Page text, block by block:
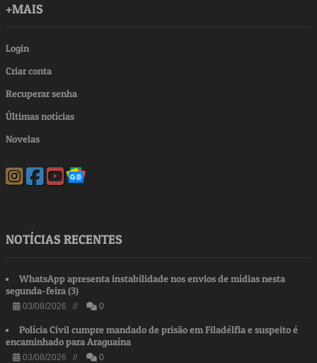
+MAIS
Login
Criar conta
Recuperar senha
Últimas notícias
Novelas
NOTÍCIAS RECENTES
WhatsApp apresenta instabilidade nos envios de mídias nesta
segunda-feira (3)
03/08/2026 // 0
Polícia Civil cumpre mandado de prisão em Filadélfia e suspeito é
encaminhado para Araguaína
03/08/2026 // 0